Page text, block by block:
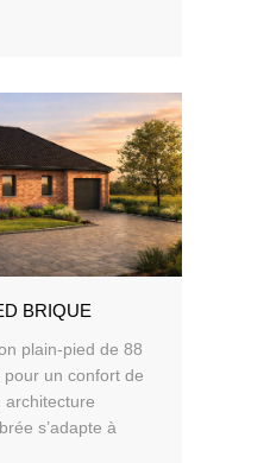
BRIQUE
plain-pied de 88
pour un confort de
architecture
s’adapte à